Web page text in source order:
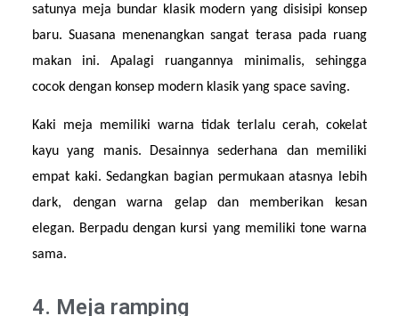
satunya meja bundar klasik modern yang disisipi konsep
baru. Suasana menenangkan sangat terasa pada ruang
makan ini. Apalagi ruangannya minimalis, sehingga
cocok dengan konsep modern klasik yang space saving.
Kaki meja memiliki warna tidak terlalu cerah, cokelat
kayu yang manis. Desainnya sederhana dan memiliki
empat kaki. Sedangkan bagian permukaan atasnya lebih
dark, dengan warna gelap dan memberikan kesan
elegan. Berpadu dengan kursi yang memiliki tone warna
sama.
4. Meja ramping